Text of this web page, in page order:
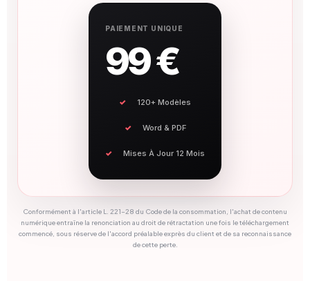
PAIEMENT UNIQUE
99 €
120+ Modèles
Word & PDF
Mises À Jour 12 Mois
Conformément à l'article L. 221-28 du Code de la consommation, l'achat de contenu
numérique entraîne la renonciation au droit de rétractation une fois le téléchargement
commencé, sous réserve de l'accord préalable exprès du client et de sa reconnaissance
de cette perte.